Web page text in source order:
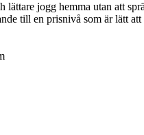
jogg hemma utan att
till en prisnivå som är lätt